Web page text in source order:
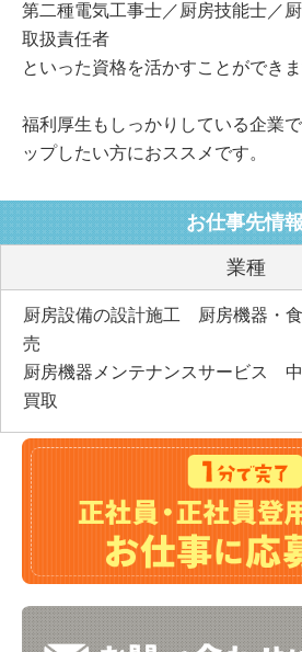
第二種電気工事士／厨房技能士／
取扱責任者
といった資格を活かすことができま
福利厚生もしっかりしている企業
ップしたい方におススメです。
お仕事先情
業種
厨房設備の設計施工 厨房機器・
売
厨房機器メンテナンスサービス 中
買取